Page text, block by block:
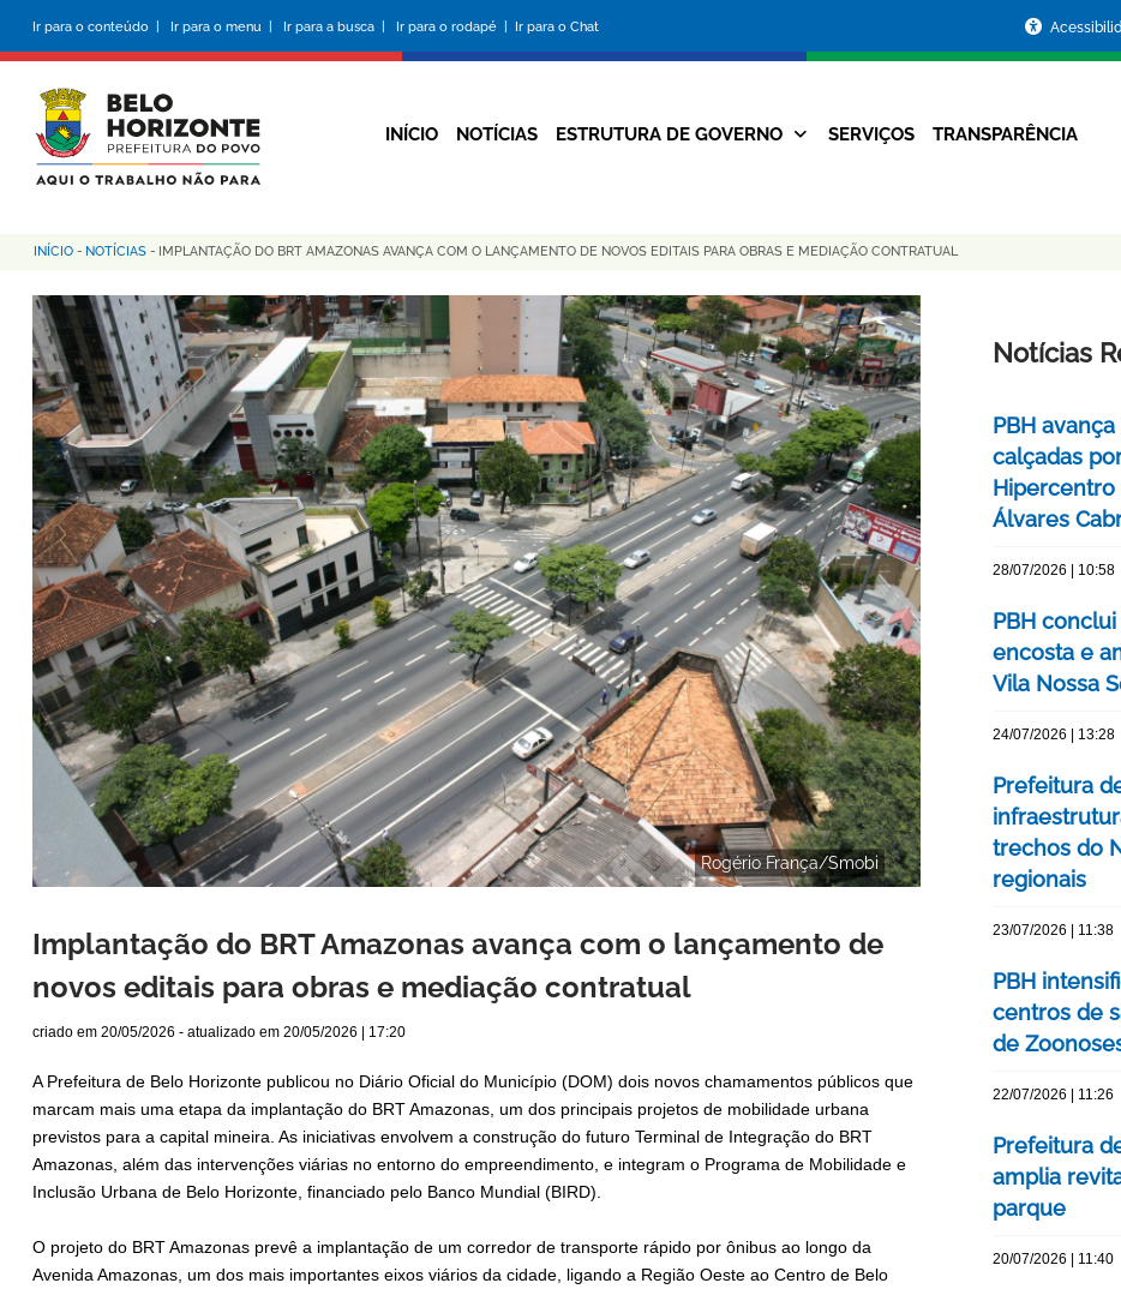
conteúdo
principal
Ir para o conteúdo | Ir para o menu | Ir para a busca | Ir para o rodapé | Ir para o Chat
da
Prefeitura
Navegação
INÍCIO NOTÍCIAS ESTRUTURA DE GOVERNO SERVIÇOS TRANSPARÊNCIA
Trilha
de
navegação
INÍCIO - NOTÍCIAS - IMPLANTAÇÃO DO BRT AMAZONAS AVANÇA COM O LANÇAMENTO DE NOVOS EDITAIS PARA OBRAS E MEDIAÇÃO CONTRATUAL
Rogério França/Smobi
Implantação do BRT Amazonas avança com o lançamento de
novos editais para obras e mediação contratual
criado em 20/05/2026 - atualizado em 20/05/2026 | 17:20
A Prefeitura de Belo Horizonte publicou no Diário Oficial do Município (DOM) dois novos chamamentos públicos que
marcam mais uma etapa da implantação do BRT Amazonas, um dos principais projetos de mobilidade urbana
previstos para a capital mineira. As iniciativas envolvem a construção do futuro Terminal de Integração do BRT
Amazonas, além das intervenções viárias no entorno do empreendimento, e integram o Programa de Mobilidade e
Inclusão Urbana de Belo Horizonte, financiado pelo Banco Mundial (BIRD).
O projeto do BRT Amazonas prevê a implantação de um corredor de transporte rápido por ônibus ao longo da
Avenida Amazonas, um dos mais importantes eixos viários da cidade, ligando a Região Oeste ao Centro de Belo
Notícias
PBH
calçadas
Álvares
28/07/2026 | 10:58
PBH
encosta e
Vila Nossa
24/07/2026 | 13:28
Prefeitura
trechos do
regionais
23/07/2026 | 11:38
PBH
centros de
de
22/07/2026 | 11:26
Prefeitura
amplia
parque
20/07/2026 | 11:40